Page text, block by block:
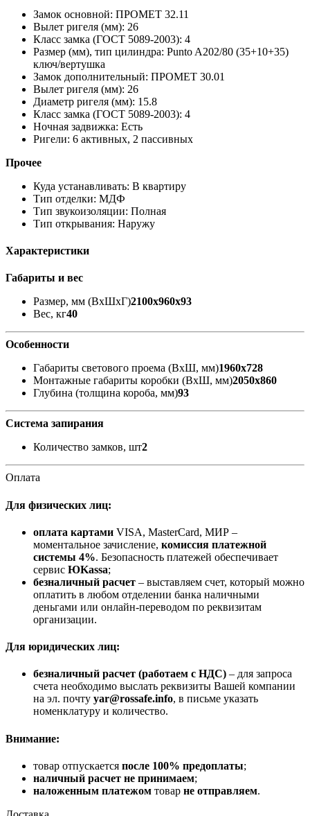
Замок основной: ПРОМЕТ 32.11
Вылет ригеля (мм): 26
Класс замка (ГОСТ 5089-2003): 4
Размер (мм), тип цилиндра: Punto A202/80 (35+10+35)
ключ/вертушка
Замок дополнительный: ПРОМЕТ 30.01
Вылет ригеля (мм): 26
Диаметр ригеля (мм): 15.8
Класс замка (ГОСТ 5089-2003): 4
Ночная задвижка: Есть
Ригели: 6 активных, 2 пассивных
Прочее
Куда устанавливать: В квартиру
Тип отделки: МДФ
Тип звукоизоляции: Полная
Тип открывания: Наружу
Характеристики
Габариты и вес
Размер, мм (ВхШхГ)2100x960x93
Вес, кг40
Особенности
Габариты светового проема (ВxШ, мм)1960x728
Монтажные габариты коробки (ВxШ, мм)2050x860
Глубина (толщина короба, мм)93
Система запирания
Количество замков, шт2
Оплата
Для физических лиц:
оплата картами VISA, MasterCard, МИР –
моментальное зачисление, комиссия платежной
системы 4%. Безопасность платежей обеспечивает
сервис ЮKassa;
безналичный расчет – выставляем счет, который можно
оплатить в любом отделении банка наличными
деньгами или онлайн-переводом по реквизитам
организации.
Для юридических лиц:
безналичный расчет (работаем с НДС) – для запроса
счета необходимо выслать реквизиты Вашей компании
на эл. почту yar@rossafe.info, в письме указать
номенклатуру и количество.
Внимание:
товар отпускается после 100% предоплаты;
наличный расчет не принимаем;
наложенным платежом товар не отправляем.